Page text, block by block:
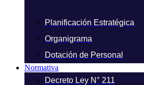
Planificación Estratégica
Organigrama
Dotación de Personal
Normativa
Decreto Ley N° 211